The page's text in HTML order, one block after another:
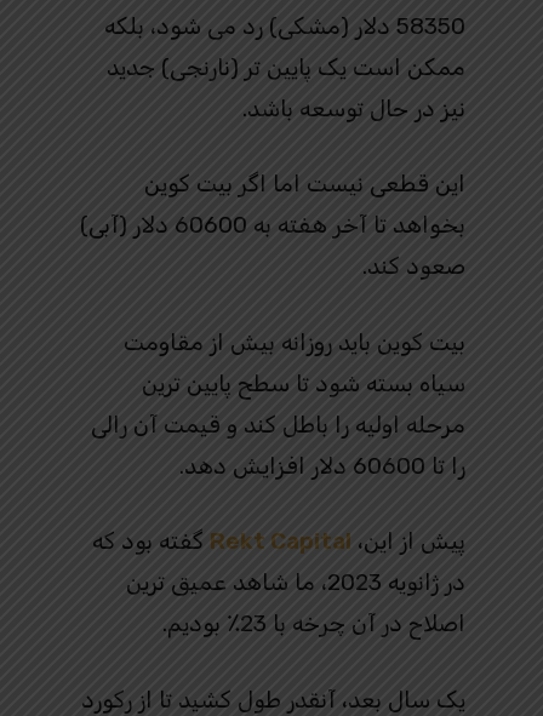
58350 دلار (مشکی) رد می شود، بلکه
ممکن است یک پایین تر (نارنجی) جدید
نیز در حال توسعه باشد.
این قطعی نیست اما اگر بیت کوین
بخواهد تا آخر هفته به 60600 دلار (آبی)
صعود کند.
بیت کوین باید روزانه بیش از مقاومت
سیاه بسته شود تا سطح پایین ترین
مرحله اولیه را باطل کند و قیمت آن رالی
را تا 60600 دلار افزایش دهد.
پیش از این، Rekt Capital گفته بود که
در ژانویه 2023، ما شاهد عمیق ترین
اصلاح در آن چرخه با 23٪ بودیم.
یک سال بعد، آنقدر طول کشید تا از رکورد